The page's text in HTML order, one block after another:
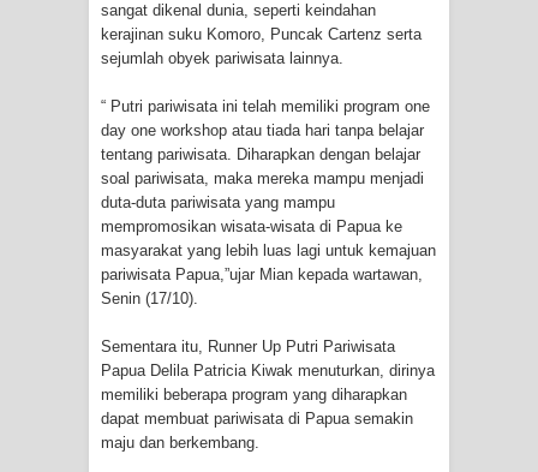
Istimewa di Ujung Sumatera
Lima Rumah Pribadi Terbakar Di
Hamadi Jayapura Selatan
Gempa M3,3 Guncang Nabire, BMKG
Imbau Waspada Susulan
Mama-Mama Pasar Lama Sentani
Menghambur ke Tengah Jalan
Polres Jayapura Terima Laporan
sangat dikenal dunia, seperti keindahan
kerajinan suku Komoro, Puncak Cartenz serta
sejumlah obyek pariwisata lainnya.
“ Putri pariwisata ini telah memiliki program one
day one workshop atau tiada hari tanpa belajar
tentang pariwisata. Diharapkan dengan belajar
soal pariwisata, maka mereka mampu menjadi
duta-duta pariwisata yang mampu
mempromosikan wisata-wisata di Papua ke
masyarakat yang lebih luas lagi untuk kemajuan
pariwisata Papua,”ujar Mian kepada wartawan,
Senin (17/10).
Sementara itu, Runner Up Putri Pariwisata
Papua Delila Patricia Kiwak menuturkan, dirinya
memiliki beberapa program yang diharapkan
dapat membuat pariwisata di Papua semakin
maju dan berkembang.